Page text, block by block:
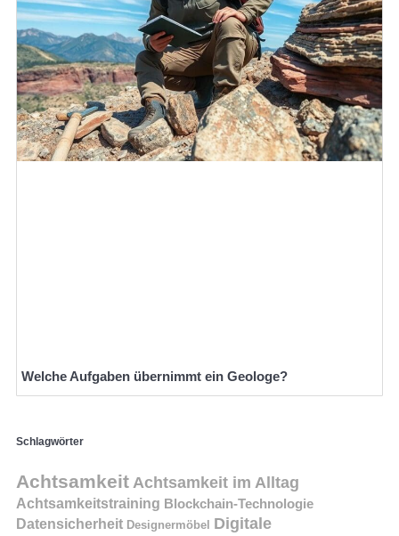
Welche Aufgaben übernimmt ein Geologe?
Schlagwörter
AchtsamkeitAchtsamkeit im Alltag
Achtsamkeitstraining Blockchain-Technologie
Datensicherheit Designermöbel
Digitale